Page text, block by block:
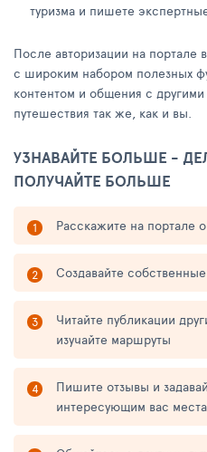
туризма и пишете
После авторизации на портале
с широким набором полезных
контентом и общения с
путешествия так же, как и вы.
УЗНАВАЙТЕ БОЛЬШЕ -
ПОЛУЧАЙТЕ БОЛЬШЕ
Расскажите на портале
Создавайте
Читайте публикации
изучайте маршруты
Пишите отзывы и
интересующим вас